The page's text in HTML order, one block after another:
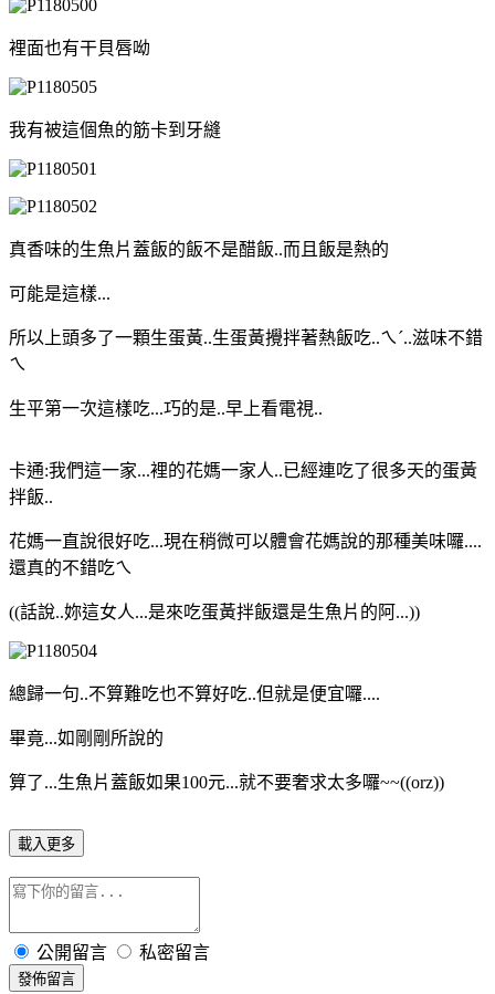
裡面也有干貝唇呦
我有被這個魚的筋卡到牙縫
真香味的生魚片蓋飯的飯不是醋飯..而且飯是熱的
可能是這樣...
所以上頭多了一顆生蛋黃..生蛋黃攪拌著熱飯吃..ㄟˊ..滋味不錯
ㄟ
生平第一次這樣吃...巧的是..早上看電視..
卡通:我們這一家...裡的花媽一家人..已經連吃了很多天的蛋黃
拌飯..
花媽一直說很好吃...現在稍微可以體會花媽說的那種美味囉....
還真的不錯吃ㄟ
((話說..妳這女人...是來吃蛋黃拌飯還是生魚片的阿...))
總歸一句..不算難吃也不算好吃..但就是便宜囉....
畢竟...如剛剛所說的
算了...生魚片蓋飯如果100元...就不要奢求太多囉~~((orz))
載入更多
公開留言 私密留言
發佈留言